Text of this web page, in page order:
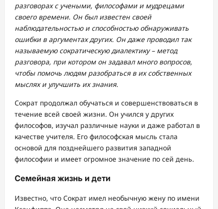
разговорах с учеными, философами и мудрецами
своего времени. Он был известен своей
наблюдательностью и способностью обнаруживать
ошибки в аргументах других. Он даже проводил так
называемую сократическую диалектику – метод
разговора, при котором он задавал много вопросов,
чтобы помочь людям разобраться в их собственных
мыслях и улучшить их знания.
Сократ продолжал обучаться и совершенствоваться в
течение всей своей жизни. Он учился у других
философов, изучал различные науки и даже работал в
качестве учителя. Его философская мысль стала
основой для позднейшего развития западной
философии и имеет огромное значение по сей день.
Семейная жизнь и дети
Известно, что Сократ имел необычную жену по имени